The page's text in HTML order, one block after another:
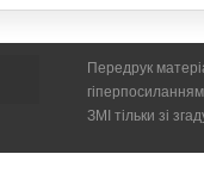
Передрук
ЗМІ тільки зі